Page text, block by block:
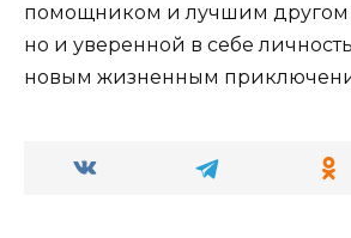
помощником и лучшим другом
но и уверенной в себе
новым жизненным